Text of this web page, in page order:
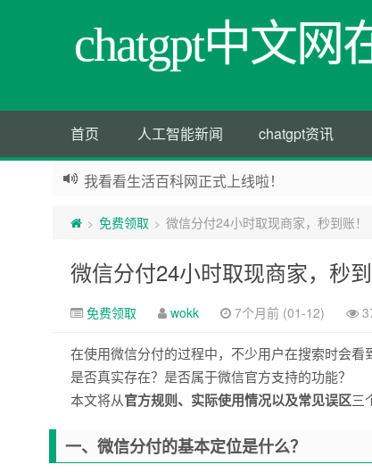
chatgpt中文网
首页 人工智能新闻 chatgpt资讯
我看看生活百科网正式上线啦！
> 免费领取 > 微信分付24小时取现商家，秒到账！
微信分付24小时取现商家，秒到
免费领取 wokk 7个月前 (01-12)
在使用微信分付的过程中，不少用户在搜索时会看
是否真实存在？是否属于微信官方支持的功能？
本文将从官方规则、实际使用情况以及常见误区三
一、微信分付的基本定位是什么？